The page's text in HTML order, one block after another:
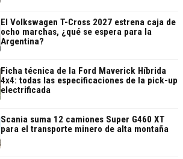
El Volkswagen T-Cross 2027 estrena caja de
ocho marchas, ¿qué se espera para la
Argentina?
Ficha técnica de la Ford Maverick Híbrida
4x4: todas las especificaciones de la pick-up
electrificada
Scania suma 12 camiones Super G460 XT
para el transporte minero de alta montaña